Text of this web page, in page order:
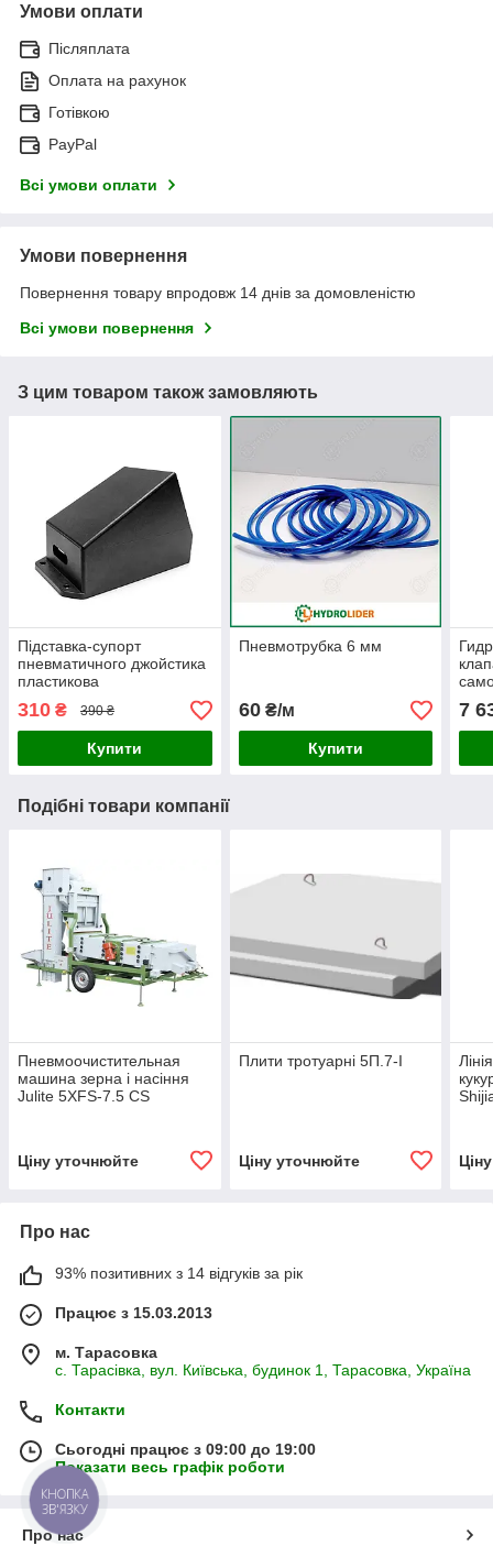
Умови оплати
Післяплата
Оплата на рахунок
Готівкою
PayPal
Всі умови оплати
Умови повернення
Повернення товару впродовж 14 днів за домовленістю
Всі умови повернення
З цим товаром також замовляють
Підставка-супорт
пневматичного джойстика
пластикова
310 ₴ 390 ₴
Купити
Пневмотрубка 6 мм
60₴/м
Купити
7
Подібні товари компанії
Пневмоочистительная
машина зерна і насіння
Julite 5XFS-7.5 CS
Ціну уточнюйте
Плити тротуарні 5П.7-І
Ціну уточнюйте
Про нас
93% позитивних з 14 відгуків за рік
Працює з 15.03.2013
м. Тарасовка
с. Тарасівка, вул. Київська, будинок 1, Тарасовка, Україна
Контакти
Сьогодні працює з 09:00 до 19:00
Показати весь графік роботи
Про нас
КНОПКА
ЗВ'ЯЗКУ